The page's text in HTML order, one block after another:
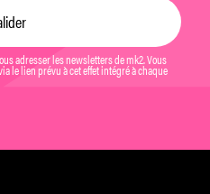
adresser les newsletters de mk2. Vous
le lien prévu à cet effet intégré à chaque